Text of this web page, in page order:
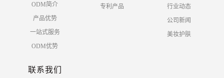
ODM简介
产品优势
一站式服务
ODM优势
专利产品
行业动态
公司新闻
美妆护肤
联系我们